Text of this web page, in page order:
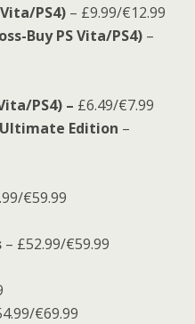
PS4) – £9.99/€12.99
Buy PS Vita/PS4) –
PS4) – £6.49/€7.99
Edition –
€59.99
– £52.99/€59.99
€69.99